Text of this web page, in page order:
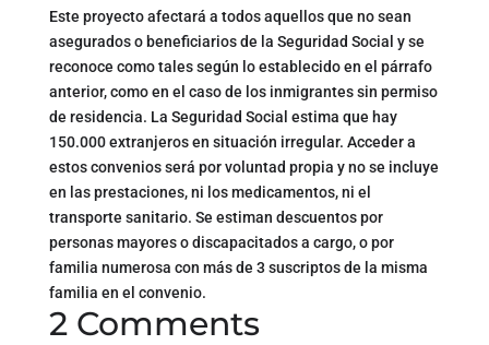
Este proyecto afectará a todos aquellos que no sean
asegurados o beneficiarios de la Seguridad Social y se
reconoce como tales según lo establecido en el párrafo
anterior, como en el caso de los inmigrantes sin permiso
de residencia. La Seguridad Social estima que hay
150.000 extranjeros en situación irregular. Acceder a
estos convenios será por voluntad propia y no se incluye
en las prestaciones, ni los medicamentos, ni el
transporte sanitario. Se estiman descuentos por
personas mayores o discapacitados a cargo, o por
familia numerosa con más de 3 suscriptos de la misma
familia en el convenio.
2 Comments